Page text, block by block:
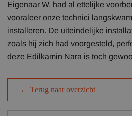
Eigenaar W. had al ettelijke
vooraleer onze technici
installeren. De uiteindelijke
zoals hij zich had voorgesteld,
deze Edilkamin Nara is toch
← Terug naar overzicht